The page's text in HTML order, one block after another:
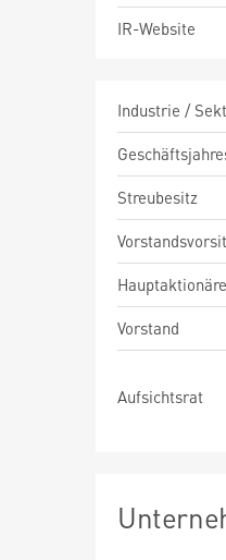
IR-Website
Industrie /
Streubesitz
Hauptaktionäre
Vorstand
Aufsichtsrat